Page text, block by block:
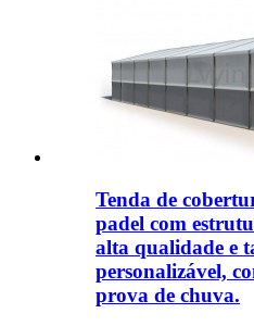
Tenda de
padel com
alta qualidade e
personalizável,
prova de chuva.